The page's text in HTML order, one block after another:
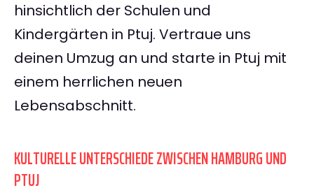
hinsichtlich der Schulen und
Kindergärten in Ptuj. Vertraue uns
deinen Umzug an und starte in Ptuj mit
einem herrlichen neuen
Lebensabschnitt.
KULTURELLE UNTERSCHIEDE ZWISCHEN HAMBURG UND
PTUJ